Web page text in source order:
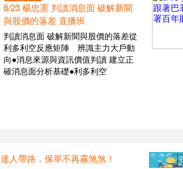
8/23 楊忠憲 判讀消息面 破解新聞
與股價的落差 直播班
判讀消息面 破解新聞與股價的落差從
利多利空反應矩陣 辨識主力大戶動
向●消息來源與資訊價值判讀 建立正
確消息面分析基礎●利多利空
達人帶路，保單不再霧煞煞！